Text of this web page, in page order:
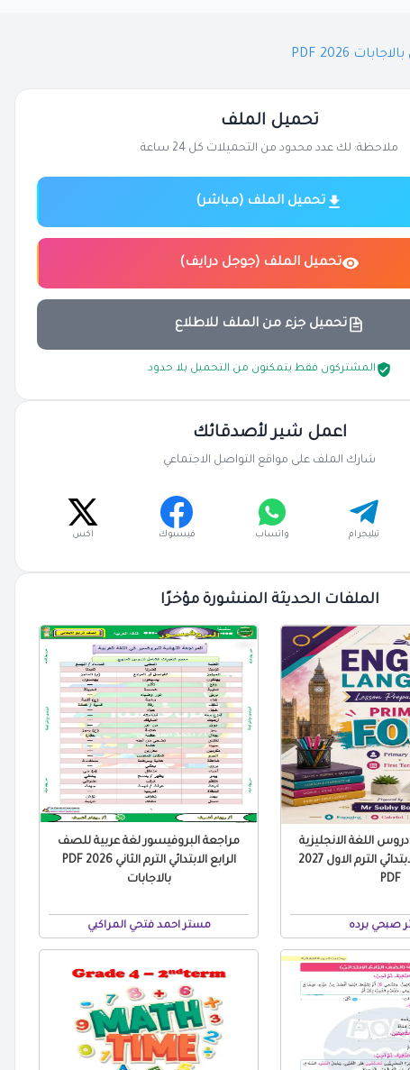
تحميل الملف
ملاحظة: لك عدد محدود من التحميلات كل 24 ساعة
تحميل الملف (مباشر)
تحميل الملف (جوجل درايف)
تحميل جزء من الملف للاطلاع
المشتركون فقط يتمكنون من التحميل بلا حدود
اعمل شير لأصدقائك
شارك الملف على مواقع التواصل الاجتماعي
تيليجرام واتساب فيسبوك اكس
الملفات الحديثة المنشورة مؤخرًا
اللغة الانجليزية
للصف الرابع الابتدائي الترم الاول 2027
PDF
صبحي برده
مراجعة البروفيسور لغة عربية للصف
الرابع الابتدائي الترم الثاني 2026 PDF
بالاجابات
مستر احمد فتحي المراكبي